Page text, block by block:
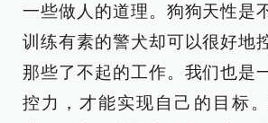
一些做人的道理。狗狗天性是
训练有素的警犬却可以很好地
那些了不起的工作。我们也是
控力，才能实现自己的目标